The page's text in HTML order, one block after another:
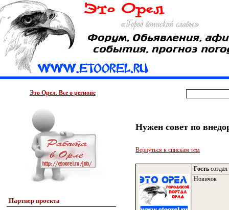
Это Орел. Все о регионе
Партнер проекта
Нужен совет по
Вернуться к спискам тем
Гость
Новичок